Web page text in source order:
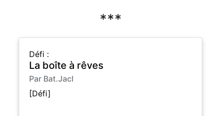
***
Défi :
La boîte à rêves
Par Bat.Jacl
[Défi]